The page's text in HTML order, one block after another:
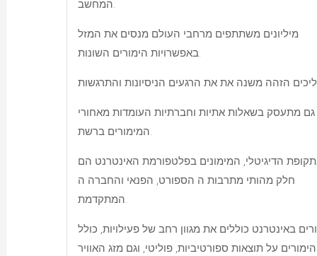
מיליונים משתתפים מרחבי העולם מנסים את המזל
גם מתעסק בשאלות אתיות וחברתיות העומדות מאחורי
הדיגיטלי, המימונים בפלטפורמת האינטרנט הם
חלק מהותי מתרבות ה הספורט, הפנאי והחברה ה
באינטרנט כוללים את מגוון רחב של פעילויות, כולל